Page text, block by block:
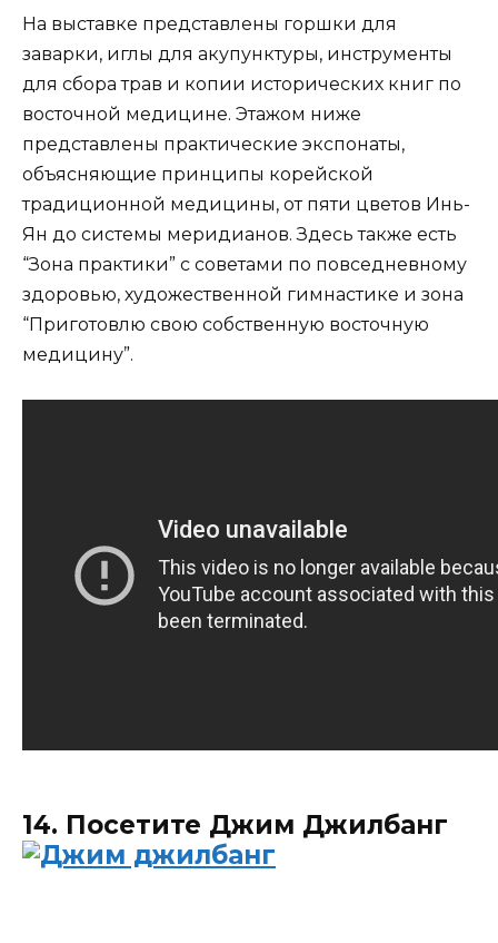
На выставке представлены горшки для
заварки, иглы для акупунктуры, инструменты
для сбора трав и копии исторических книг по
восточной медицине. Этажом ниже
представлены практические экспонаты,
объясняющие принципы корейской
традиционной медицины, от пяти цветов Инь-
Ян до системы меридианов. Здесь также есть
“Зона практики” с советами по повседневному
здоровью, художественной гимнастике и зона
“Приготовлю свою собственную восточную
медицину”.
14. Посетите Джим Джилбанг